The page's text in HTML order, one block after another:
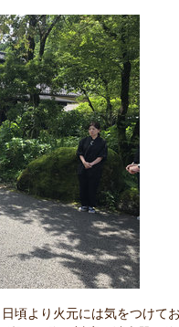
頃より火元には気をつけて